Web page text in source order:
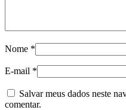
Nome *
E-mail *
Salvar meus dados neste
comentar.